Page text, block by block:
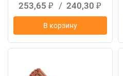
253,65 ₽ / 240,30 ₽
В корзину